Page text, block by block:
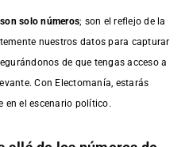
solo números; son el reflejo de la
nuestros datos para capturar
de que tengas acceso a
Con Electomanía, estarás
en el escenario político.